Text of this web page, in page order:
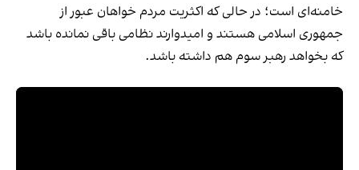
خامنه‌ای است؛ در حالی که اکثریت مردم خواهان عبور از
جمهوری اسلامی هستند و امیدوارند نظامی باقی نمانده باشد
که بخواهد رهبر سوم هم داشته باشد.